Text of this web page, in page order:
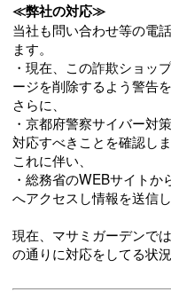
≪弊社の対応≫
当社も問い合わせ等の電
ます。
・現在、この詐欺ショッ
ージを削除するよう警告
さらに、
・京都府警察サイバー対
対応すべきことを確認しま
これに伴い、
・総務省のWEBサイトか
へアクセスし情報を送信し
現在、マサミガーデンで
の通りに対応をしてる状況